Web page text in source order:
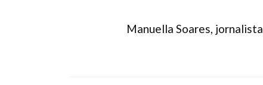
Manuella Soares,